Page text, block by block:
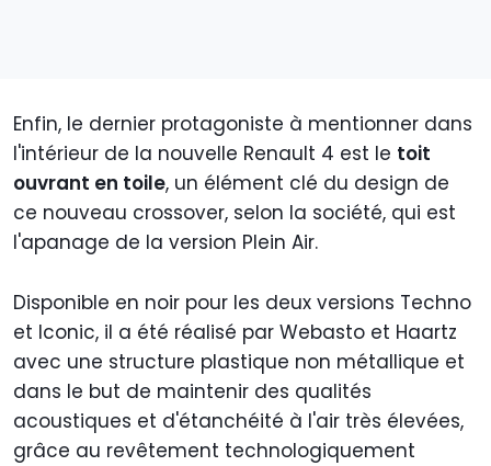
Enfin, le dernier protagoniste à mentionner dans
l'intérieur de la nouvelle Renault 4 est le toit
ouvrant en toile, un élément clé du design de
ce nouveau crossover, selon la société, qui est
l'apanage de la version Plein Air.
Disponible en noir pour les deux versions Techno
et Iconic, il a été réalisé par Webasto et Haartz
avec une structure plastique non métallique et
dans le but de maintenir des qualités
acoustiques et d'étanchéité à l'air très élevées,
grâce au revêtement technologiquement